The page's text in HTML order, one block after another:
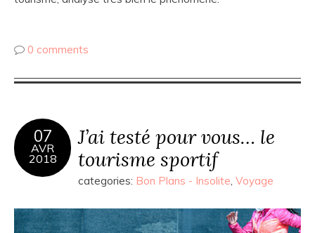
0 comments
07
AVR
2018
J’ai testé pour vous… le
tourisme sportif
categories: Bon Plans - Insolite Voyage